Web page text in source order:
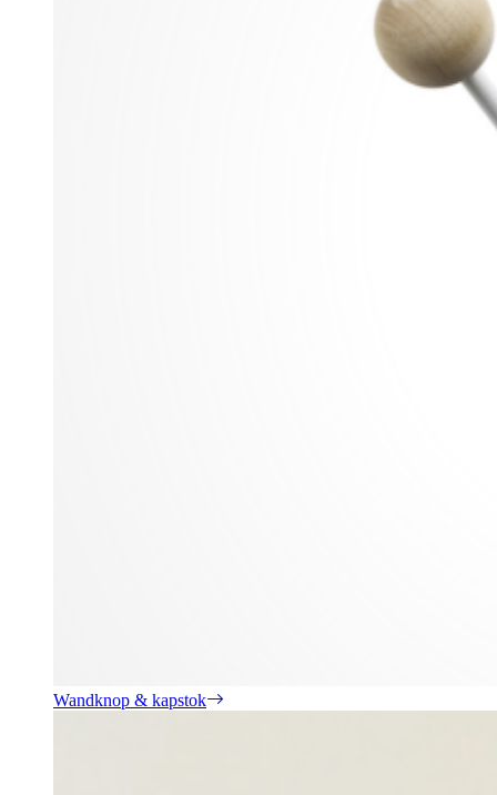
Wandknop & kapstok